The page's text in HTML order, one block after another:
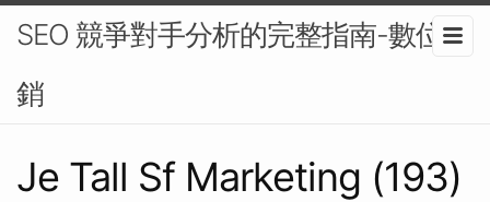
SEO 競爭對手分析的完整指南-數位行
銷
Je Tall Sf Marketing (193)